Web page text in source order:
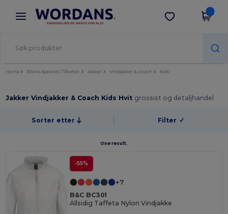
× Wordans-app
Bedre priser i appen!
Last ned app
Home Blank Apparel | Tilbehør Jakker Vindjakker & Coach Kids
Jakker Vindjakker & Coach Kids Hvit grossist og detaljhandel
Sorter etter Filter ✓
One result.
-55%
+7
B&C BC301
Allsidig Taffeta Nylon Vindjakke